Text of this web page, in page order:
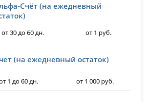
Счёт (на ежедневный
от 30 до 60 дн. от 1 руб.
(на ежедневный остаток)
1 до 60 дн. от 1 000 руб.